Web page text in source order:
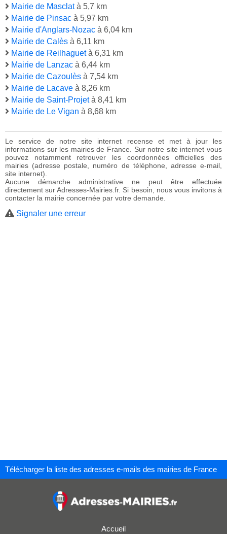
Mairie de Masclatà 5,7 km
Mairie de Pinsac à 5,97 km
Mairie d'Anglars-Nozac à 6,04 km
Mairie de Calès à 6,11 km
Mairie de Reilhaguetà 6,31 km
Mairie de Lanzac à 6,44 km
Mairie de Cazoulès à 7,54 km
Mairie de Lacave à 8,26 km
Mairie de Saint-Projetà 8,41 km
Mairie de Le Vigan à 8,68 km
Le service de notre site internet recense et met à jour les
informations sur les mairies de France. Sur notre site internet vous
pouvez notamment retrouver les coordonnées officielles des
mairies (adresse postale, numéro de téléphone, adresse e-mail,
site internet).
Aucune démarche administrative ne peut être effectuée
directement sur Adresses-Mairies.fr. Si besoin, nous vous invitons à
contacter la mairie concernée par votre demande.
Signaler une erreur
Télécharger la liste des adresses e-mails des mairies de France
Accueil